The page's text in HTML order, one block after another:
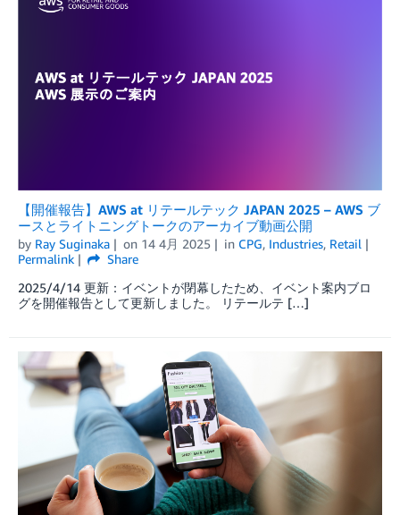
【開催報告】AWS at リテールテック JAPAN 2025 – AWS ブ
ースとライトニングトークのアーカイブ動画公開
by Ray Suginaka on 14 4月 2025 in CPG, Industries, Retail
Permalink
Share
2025/4/14 更新：イベントが閉幕したため、イベント案内ブロ
グを開催報告として更新しました。 リテールテ […]